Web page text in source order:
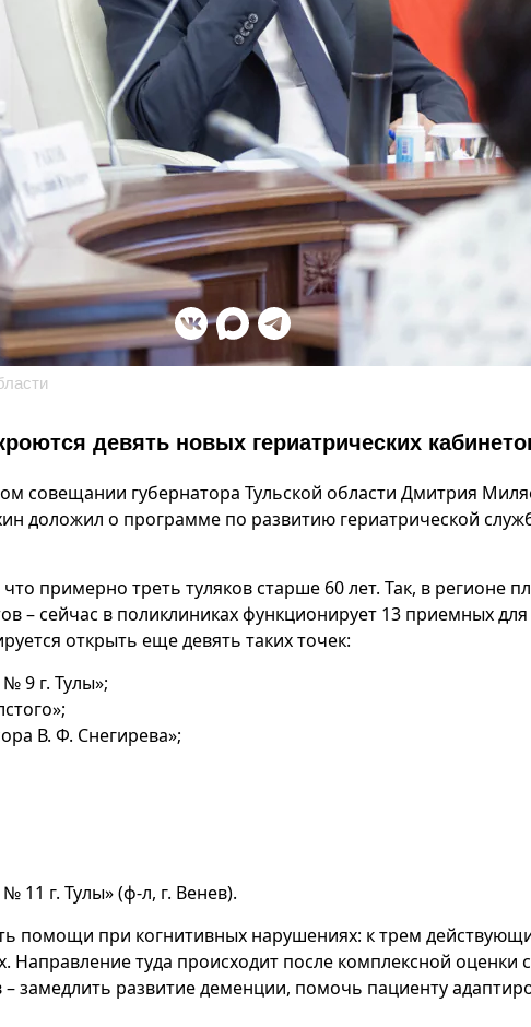
девять новых гериатрических
совещании губернатора Тульской области Дмитрия
доложил о программе по развитию гериатрической
примерно треть туляков старше 60 лет. Так, в регионе
– сейчас в поликлиниках функционирует 13 приемных
открыть еще девять таких точек:
9 г. Тулы»;
В. Ф. Снегирева»;
11 г. Тулы» (ф-л, г. Венев).
помощи при когнитивных нарушениях: к трем
Направление туда происходит после комплексной оценки
– замедлить развитие деменции, помочь пациенту